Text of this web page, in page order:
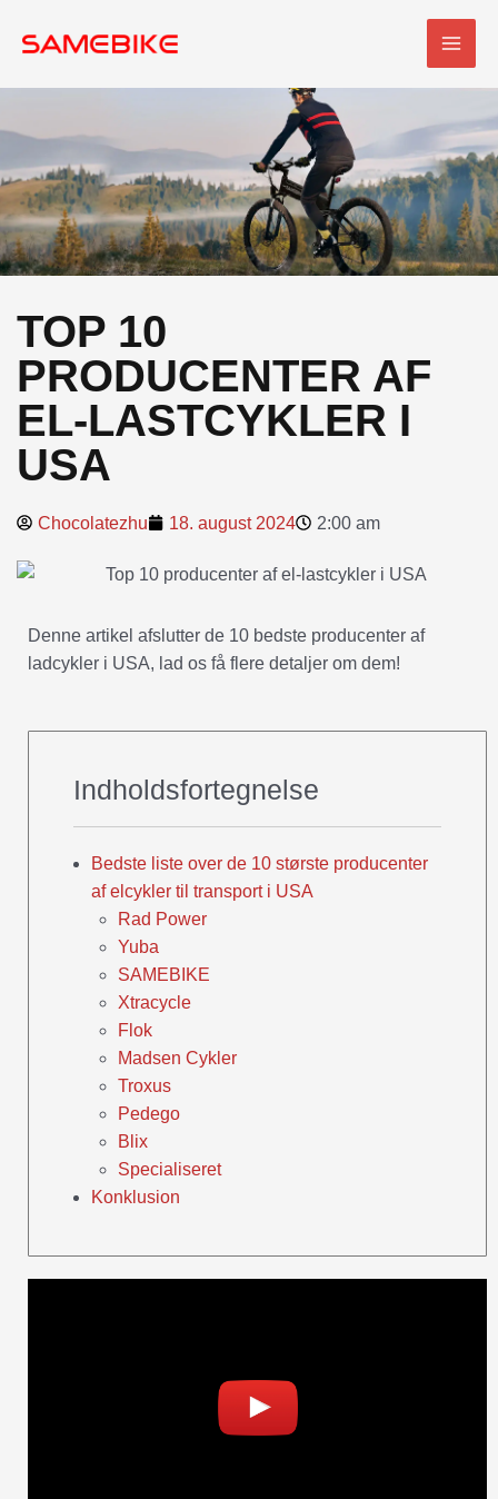
TOP 10
PRODUCENTER AF
EL-LASTCYKLER I
USA
Chocolatezhu 18. august 2024 2:00 am
Denne artikel afslutter de 10 bedste producenter af
ladcykler i USA, lad os få flere detaljer om dem!
Indholdsfortegnelse
Bedste liste over de 10 største producenter
af elcykler til transport i USA
Rad Power
Yuba
SAMEBIKE
Xtracycle
Flok
Madsen Cykler
Troxus
Pedego
Blix
Specialiseret
Konklusion